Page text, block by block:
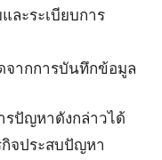
ละระเบียบการ
จากการบันทึกข้อมูล
รปัญหาดังกล่าวได้
กิจประสบปัญหา